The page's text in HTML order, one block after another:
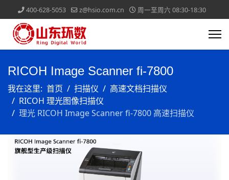
400-628-5053 z@hsio.com.cn 周一至周六 08:30-18:30
RICOH Image Scanner fi-7800
我在这里: 首页 扫描仪
高速文档扫描仪
RICOH 理光图像扫描仪
理光 RICOH Image Scanner fi-7800 高速扫描仪